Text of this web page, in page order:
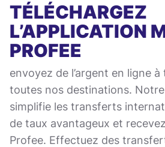
TÉLÉCHARGEZ
L’APPLICATION
PROFEE
envoyez de l’argent en ligne
toutes nos destinations.
simplifie les transferts
de taux avantageux et
Profee. Effectuez des